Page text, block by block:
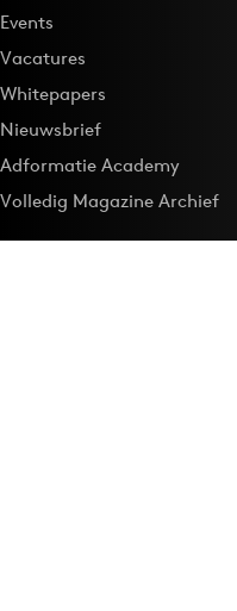
Events
Vacatures
Whitepapers
Nieuwsbrief
Adformatie Academy
Volledig Magazine Archief